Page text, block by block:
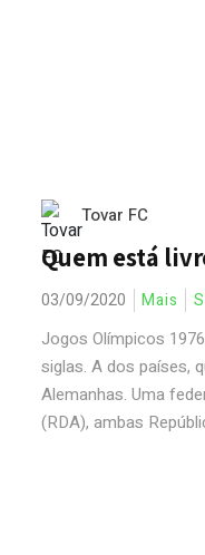
Tovar FC
Quem está
03/09/2020 Mais
Jogos Olímpicos
siglas. A dos países,
Alemanhas. Uma
(RDA), ambas